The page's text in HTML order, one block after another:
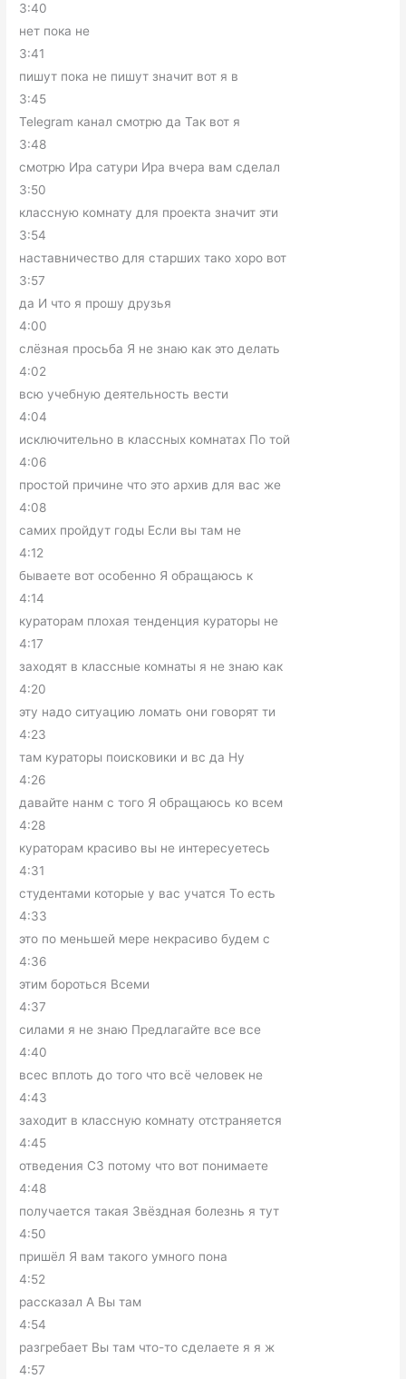
3:40
нет пока не
3:41
пишут пока не пишут значит вот я в
3:45
Telegram канал смотрю да Так вот я
3:48
смотрю Ира сатури Ира вчера вам сделал
3:50
классную комнату для проекта значит эти
3:54
наставничество для старших тако хоро вот
3:57
да И что я прошу друзья
4:00
слёзная просьба Я не знаю как это делать
4:02
всю учебную деятельность вести
4:04
исключительно в классных комнатах По той
4:06
простой причине что это архив для вас же
4:08
самих пройдут годы Если вы там не
4:12
бываете вот особенно Я обращаюсь к
4:14
кураторам плохая тенденция кураторы не
4:17
заходят в классные комнаты я не знаю как
4:20
эту надо ситуацию ломать они говорят ти
4:23
там кураторы поисковики и вс да Ну
4:26
давайте нанм с того Я обращаюсь ко всем
4:28
кураторам красиво вы не интересуетесь
4:31
студентами которые у вас учатся То есть
4:33
это по меньшей мере некрасиво будем с
4:36
этим бороться Всеми
4:37
силами я не знаю Предлагайте все все
4:40
всес вплоть до того что всё человек не
4:43
заходит в классную комнату отстраняется
4:45
отведения СЗ потому что вот понимаете
4:48
получается такая Звёздная болезнь я тут
4:50
пришёл Я вам такого умного пона
4:52
рассказал А Вы там
4:54
разгребает Вы там что-то сделаете я я ж
4:57